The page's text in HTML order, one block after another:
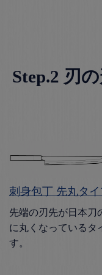
Step.2 刃
刺身包丁 先丸タ
先端の刃先が日本刀
に丸くなっているタ
す。